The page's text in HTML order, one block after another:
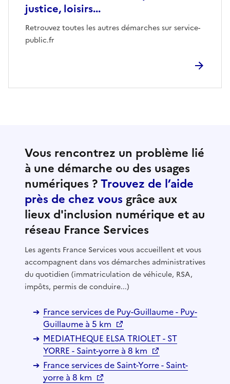
justice, loisirs...
Retrouvez toutes les autres démarches sur service-
public.fr
Vous rencontrez un problème lié
à une démarche ou des usages
numériques ?Trouvez de l’aide
près de chez vous grâce aux
lieux d'inclusion numérique et au
réseau France Services
Les agents France Services vous accueillent et vous
accompagnent dans vos démarches administratives
du quotidien (immatriculation de véhicule, RSA,
impôts, permis de conduire...)
France services de Puy-Guillaume - Puy-
Guillaume à 5 km
MEDIATHEQUE ELSA TRIOLET - ST
YORRE - Saint-yorre à 8 km
France services de Saint-Yorre - Saint-
yorre à 8 km